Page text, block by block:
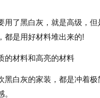
用了黑白灰，就是高级，
都是用好材料堆出来的!
的材料和高亮的材料
黑白灰的家装，都是冲着